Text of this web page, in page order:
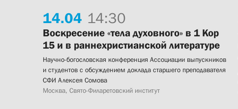
14.04 14:30
Воскресение «тела духовного» в 1 Кор
15 и в раннехристианской литературе
Научно-богословская конференция Ассоциации выпускников
и студентов с обсуждением доклада старшего преподавателя
СФИ Алексея Сомова
Москва, Свято-Филаретовский институт